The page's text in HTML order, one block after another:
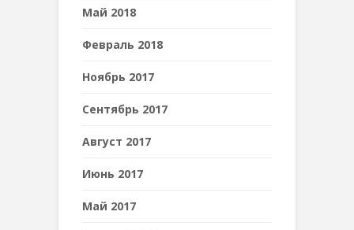
Май 2018
Февраль 2018
Ноябрь 2017
Сентябрь 2017
Август 2017
Июнь 2017
Май 2017